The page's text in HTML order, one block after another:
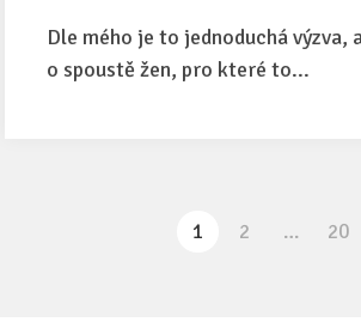
Dle mého je to jednoduchá výzva,
o spoustě žen, pro které to...
1 2 … 20